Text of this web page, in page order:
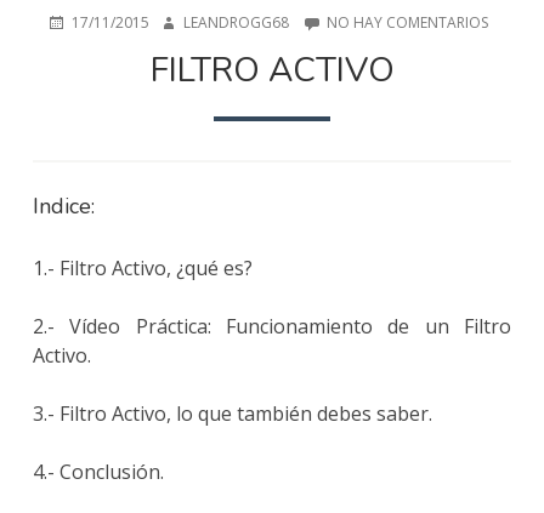
PUBLICADO
17/11/2015 AUTORLEANDROGG68 NO HAY COMENTARIOSEN
FILTRO ACTIVO
Indice:
1.- Filtro Activo, ¿qué es?
2.- Vídeo Práctica: Funcionamiento de un Filtro
Activo.
3.- Filtro Activo, lo que también debes saber.
4.- Conclusión.